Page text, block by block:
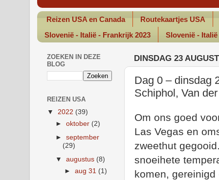
Reizen USA en Canada
Routekaartjes USA
Slovenië - Italië - Frankrijk 2023
Slovenië -
DINSDAG 23
Dag 0 – dinsdag
Schiphol, Van
Om ons goed
Las Vegas en
zweethut
snoeihete
komen,
ZOEKEN IN DEZE
BLOG
REIZEN USA
▼ 2022 (39)
►oktober (2)
►september
(29)
▼augustus (8)
► aug 31 (1)